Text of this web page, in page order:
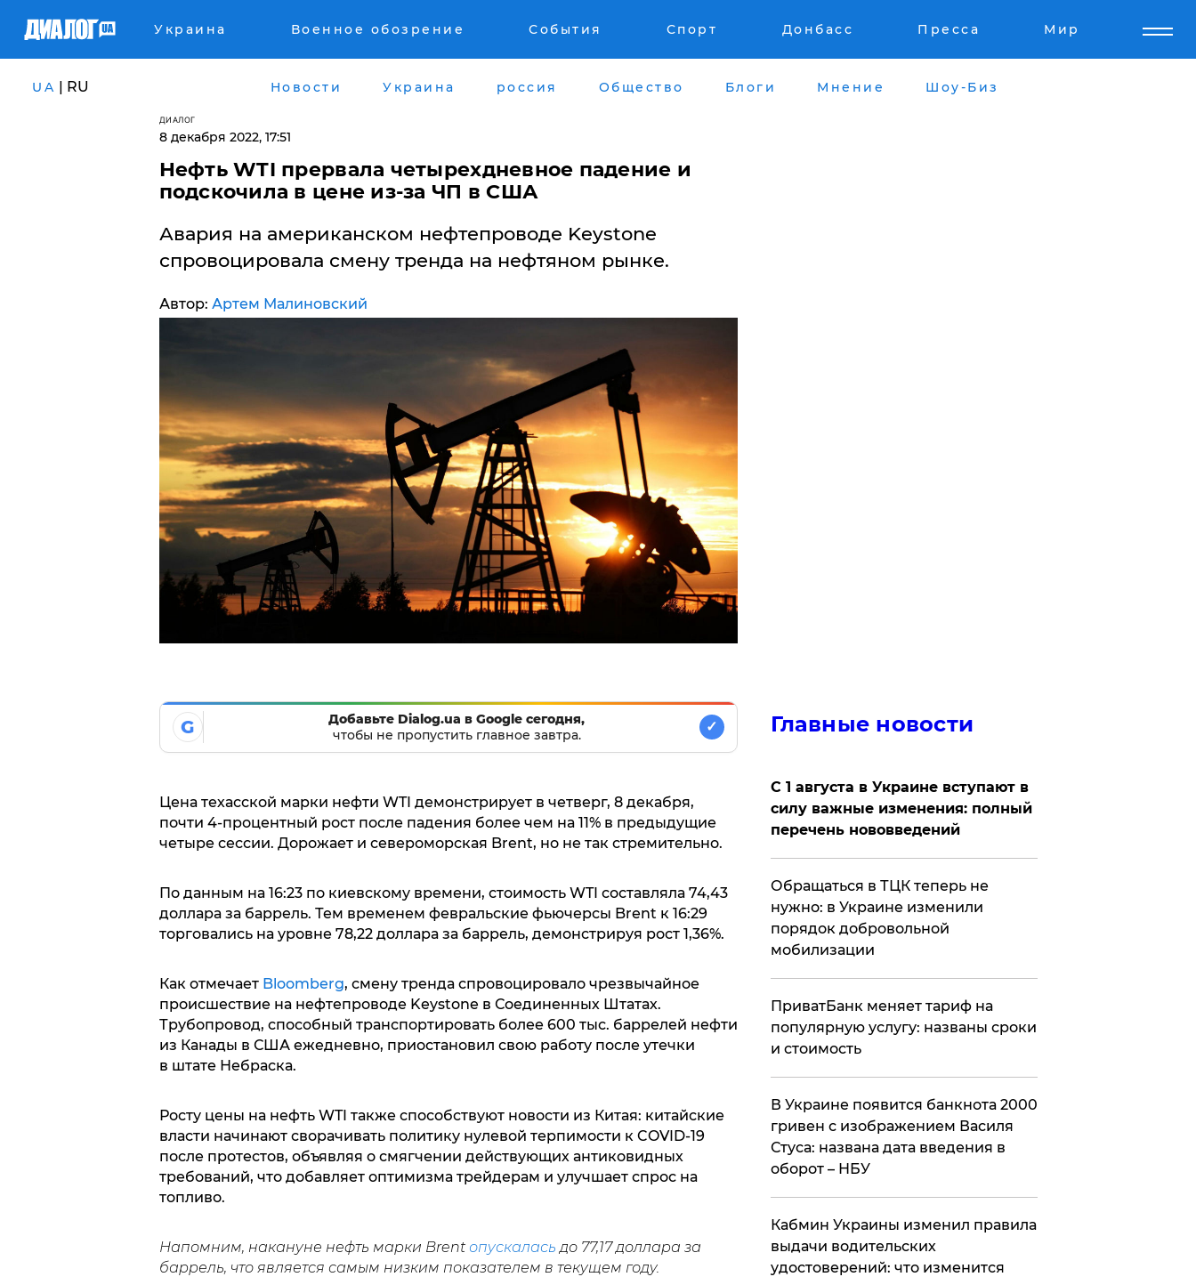
Украина Военное обозрение События Спорт Донбасс Пресса Мир
UA | RU Новости Украина россия Общество Блоги Мнение Шоу-Биз
ДИАЛОГ
8 декабря 2022, 17:51
Нефть WTI прервала четырехдневное падение и
подскочила в цене из-за ЧП в США
Авария на американском нефтепроводе Keystone
спровоцировала смену тренда на нефтяном рынке.
Автор: Артем Малиновский
G
Добавьте Dialog.ua в Google сегодня,
чтобы не пропустить главное завтра.
✓
Цена техасской марки нефти WTI демонстрирует в четверг, 8 декабря,
почти 4-процентный рост после падения более чем на 11% в предыдущие
четыре сессии. Дорожает и североморская Brent, но не так стремительно.
По данным на 16:23 по киевскому времени, стоимость WTI составляла 74,43
доллара за баррель. Тем временем февральские фьючерсы Brent к 16:29
торговались на уровне 78,22 доллара за баррель, демонстрируя рост 1,36%.
Как отмечает Bloomberg, смену тренда спровоцировало чрезвычайное
происшествие на нефтепроводе Keystone в Соединенных Штатах.
Трубопровод, способный транспортировать более 600 тыс. баррелей нефти
из Канады в США ежедневно, приостановил свою работу после утечки
в штате Небраска.
Росту цены на нефть WTI также способствуют новости из Китая: китайские
власти начинают сворачивать политику нулевой терпимости к COVID-19
после протестов, объявляя о смягчении действующих антиковидных
требований, что добавляет оптимизма трейдерам и улучшает спрос на
топливо.
Напомним, накануне нефть марки Brent опускалась до 77,17 доллара за
баррель, что является самым низким показателем в текущем году.
Главные новости
С 1 августа в Украине вступают в
силу важные изменения: полный
перечень нововведений
Обращаться в ТЦК теперь не
нужно: в Украине изменили
порядок добровольной
мобилизации
ПриватБанк меняет тариф на
популярную услугу: названы сроки
и стоимость
В Украине появится банкнота 2000
гривен с изображением Василя
Стуса: названа дата введения в
оборот – НБУ
Кабмин Украины изменил правила
выдачи водительских
удостоверений: что изменится